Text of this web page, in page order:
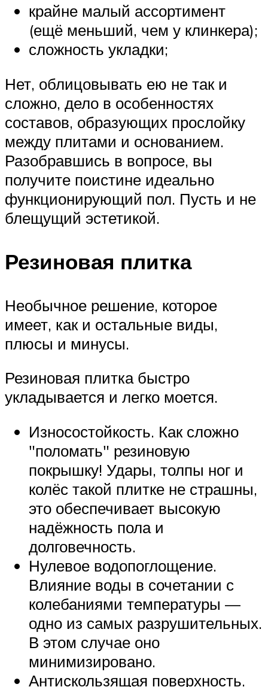
крайне малый ассортимент
(ещё меньший, чем у клинкера);
сложность укладки;
Нет, облицовывать ею не так и
сложно, дело в особенностях
составов, образующих прослойку
между плитами и основанием.
Разобравшись в вопросе, вы
получите поистине идеально
функционирующий пол. Пусть и не
блещущий эстетикой.
Резиновая плитка
Необычное решение, которое
имеет, как и остальные виды,
плюсы и минусы.
Резиновая плитка быстро
укладывается и легко моется.
Износостойкость. Как сложно
поломать
резиновую
покрышку! Удары, толпы ног и
колёс такой плитке не страшны,
это обеспечивает высокую
надёжность пола и
долговечность.
Нулевое водопоглощение.
Влияние воды в сочетании с
колебаниями температуры —
одно из самых разрушительных.
В этом случае оно
минимизировано.
Антискользящая поверхность.